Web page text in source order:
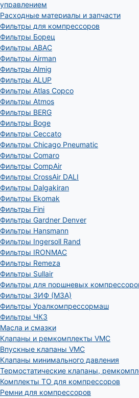
управлением
Расходные материалы и запчасти
Фильтры для компрессоров
Фильтры Борец
Фильтры ABAC
Фильтры Airman
Фильтры Almig
Фильтры ALUP
Фильтры Atlas Copco
Фильтры Atmos
Фильтры BERG
Фильтры Boge
Фильтры Ceccato
Фильтры Chicago Pneumatic
Фильтры Comaro
Фильтры CompAir
Фильтры CrossAir DALI
Фильтры Dalgakiran
Фильтры Ekomak
Фильтры Fini
Фильтры Gardner Denver
Фильтры Hansmann
Фильтры Ingersoll Rand
Фильтры IRONMAC
Фильтры Remeza
Фильтры Sullair
Фильтры для поршневых
Фильтры ЗИФ (МЗА)
Фильтры Уралкомпрессормаш
Фильтры ЧКЗ
Масла и смазки
Клапаны и ремкомплекты VMC
Впускные клапаны VMC
Клапаны минимального давления
Термостатические клапаны,
Комплекты ТО для компрессоров
Ремни для компрессоров